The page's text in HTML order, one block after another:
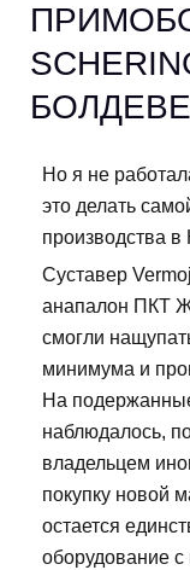
Но я не
это делать
производства в
Суставер
анапалон ПКТ
смогли
минимума и
На
наблюдалось,
владельцем
покупку новой
остается
оборудование с